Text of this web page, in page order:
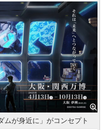
ムが身近に」がコンセプト